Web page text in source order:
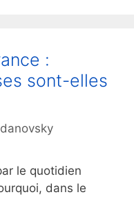
:
sont-elles
le quotidien
dans le